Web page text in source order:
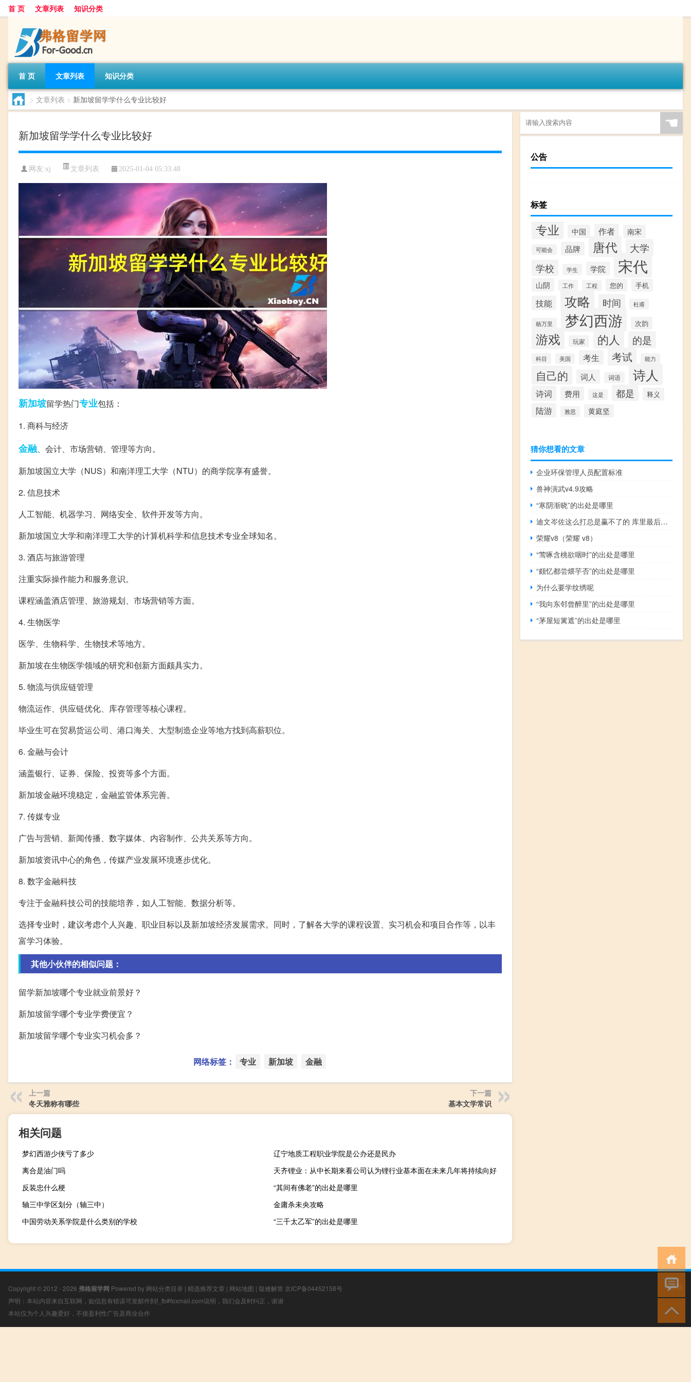
首 页 文章列表 知识分类
首 页 文章列表 知识分类
> 文章列表 > 新加坡留学学什么专业比较好
新加坡留学学什么专业比较好
网友:xj 文章列表 2025-01-04 05:33:48
新加坡留学热门专业包括：
1. 商科与经济
金融、会计、市场营销、管理等方向。
新加坡国立大学（NUS）和南洋理工大学（NTU）的商学院享有盛誉。
2. 信息技术
人工智能、机器学习、网络安全、软件开发等方向。
新加坡国立大学和南洋理工大学的计算机科学和信息技术专业全球知名。
3. 酒店与旅游管理
注重实际操作能力和服务意识。
课程涵盖酒店管理、旅游规划、市场营销等方面。
4. 生物医学
医学、生物科学、生物技术等地方。
新加坡在生物医学领域的研究和创新方面颇具实力。
5. 物流与供应链管理
物流运作、供应链优化、库存管理等核心课程。
毕业生可在贸易货运公司、港口海关、大型制造企业等地方找到高薪职位。
6. 金融与会计
涵盖银行、证券、保险、投资等多个方面。
新加坡金融环境稳定，金融监管体系完善。
7. 传媒专业
广告与营销、新闻传播、数字媒体、内容制作、公共关系等方向。
新加坡资讯中心的角色，传媒产业发展环境逐步优化。
8. 数字金融科技
专注于金融科技公司的技能培养，如人工智能、数据分析等。
选择专业时，建议考虑个人兴趣、职业目标以及新加坡经济发展需求。同时，了解各大学的课程设置、实习机会和项目合作等，以丰
富学习体验。
其他小伙伴的相似问题：
留学新加坡哪个专业就业前景好？
新加坡留学哪个专业学费便宜？
新加坡留学哪个专业实习机会多？
网络标签： 专业 新加坡 金融
上一篇
冬天雅称有哪些
下一篇
基本文学常识
相关问题
梦幻西游少侠亏了多少
辽宁地质工程职业学院是公办还是民办
离合是油门吗
天齐锂业：从中长期来看公司认为锂行业基本面在未来几年将持续向好
反装忠什么梗
“其间有佛老”的出处是哪里
轴三中学区划分（轴三中）
金庸杀未央攻略
中国劳动关系学院是什么类别的学校
“三千太乙军”的出处是哪里
☚
公告
标签
专业 中国 作者 南宋
可能会 品牌 唐代 大学
学校 学生 学院 宋代
山阴 工作 工程 您的 手机
技能 攻略 时间 杜甫
杨万里 梦幻西游 次韵
游戏 玩家 的人 的是
科目 美国 考生 考试 能力
自己的 词人 词语 诗人
诗词 费用 这是 都是 释义
陆游 雅思 黄庭坚
猜你想看的文章
企业环保管理人员配置标准
兽神演武v4.9攻略
“寒阴渐晓”的出处是哪里
迪文岑佐这么打总是赢不了的 库里最后三战有点紧迫感不仅要赢还要创造季后赛氛围
荣耀v8（荣耀 v8）
“莺啄含桃欲咽时”的出处是哪里
“颇忆都尝煨芋否”的出处是哪里
为什么要学纹绣呢
“我向东邻曾醉里”的出处是哪里
“茅屋短篱遮”的出处是哪里
Copyright © 2012 - 2026 弗格留学网 Powered by 网站分类目录 | 精选推荐文章 | 网站地图 | 疑难解答 京ICP备04452158号
声明：本站内容来自互联网，如信息有错误可发邮件到f_fb#foxmail.com说明，我们会及时纠正，谢谢
本站仅为个人兴趣爱好，不接盈利性广告及商业合作
小男孩